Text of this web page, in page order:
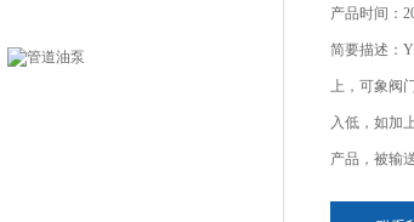
产品时间：
简要描述：
上，可象阀
入低，如加
产品，被输